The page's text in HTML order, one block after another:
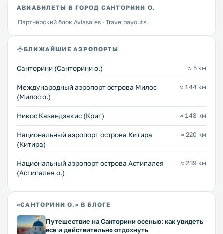
АВИАБИЛЕТЫ В ГОРОД САНТОРИНИ О.
Партнёрский блок Aviasales · Travelpayouts.
БЛИЖАЙШИЕ АЭРОПОРТЫ
Санторини (Санторини о.) ≈ 5 км
Междунарoдный аэропорт острова Милос
(Милос о.)
≈ 144 км
Никос Казандзакис (Крит) ≈ 148 км
Национальный аэропорт острова Китира
(Китира)
≈ 220 км
Национальный аэропорт острова Астипалея
(Астипалея о.)
≈ 239 км
«САНТОРИНИ О.» В БЛОГЕ
Путешествие на Санторини осенью: как увидеть
все и действительно отдохнуть